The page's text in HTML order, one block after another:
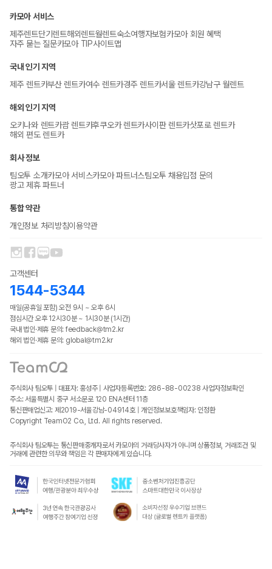
카모아 서비스
제주렌트단기렌트해외렌트월렌트숙소여행자보험카모아 회원 혜택
자주 묻는 질문카모아 TIP사이트맵
국내 인기 지역
제주 렌트카부산 렌트카여수 렌트카경주 렌트카서울 렌트카강남구 월렌트
해외 인기 지역
오키나와 렌트카괌 렌트카후쿠오카 렌트카사이판 렌트카삿포로 렌트카
해외 편도 렌트카
회사 정보
팀오투 소개카모아 서비스카모아 파트너스팀오투 채용입점 문의
광고 제휴 파트너
통합 약관
개인정보 처리방침이용약관
고객센터
1544-5344
매일(공휴일 포함) 오전 9시 ~ 오후 6시
점심시간 오후 12시30분 ~ 1시30분 (1시간)
국내 법인·제휴 문의: feedback@tm2.kr
해외 법인·제휴 문의: global@tm2.kr
주식회사 팀오투 | 대표자: 홍성주 | 사업자등록번호: 286-88-00238 사업자정보확인
주소: 서울특별시 중구 서소문로 120 ENA센터 11층
통신판매업신고: 제2019-서울강남-04914호 | 개인정보보호책임자: 인정환
Copyright TeamO2 Co., Ltd. All rights reserved.
주식회사 팀오투는 통신판매중개자로서 카모아의 거래당사자가 아니며 상품정보, 거래조건 및
거래에 관련한 의무와 책임은 각 판매자에게 있습니다.